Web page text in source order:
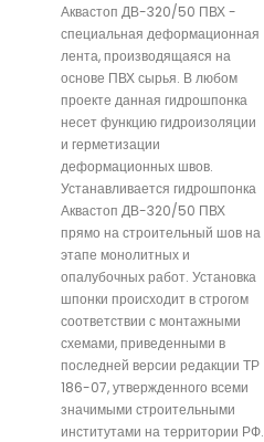
Аквастоп ДВ-320/50 ПВХ -
специальная деформационная
лента, производящаяся на
основе ПВХ сырья. В любом
проекте данная гидрошпонка
несет функцию гидроизоляции
и герметизации
деформационных швов.
Устанавливается гидрошпонка
Аквастоп ДВ-320/50 ПВХ
прямо на строительный шов на
этапе монолитных и
опалубочных работ. Установка
шпонки происходит в строгом
соответствии с монтажными
схемами, приведенными в
последней версии редакции ТР
186-07, утвержденного всеми
значимыми строительными
институтами на территории РФ.